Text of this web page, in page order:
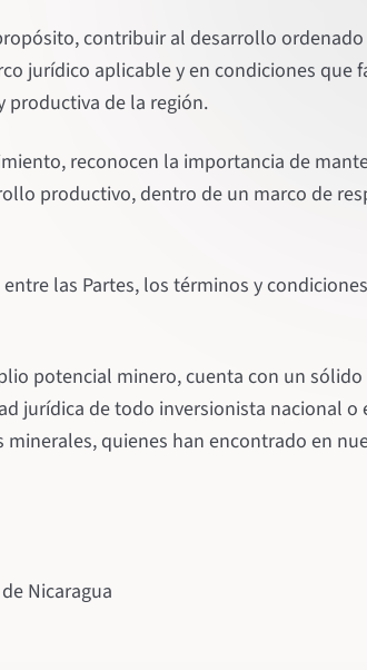
contribuir al desarrollo
jurídico aplicable y en condiciones que
productiva de la región.
reconocen la importancia de
productivo, dentro de un marco de
las Partes, los términos y
potencial minero, cuenta con un
jurídica de todo inversionista nacional o
quienes han encontrado en
Nicaragua